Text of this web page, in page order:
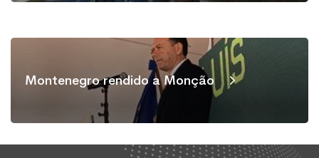
Montenegro rendido a Monção